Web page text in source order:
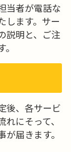
当者が電話な
します。サー
説明と、ご注
後、各サービ
れにそって、
が届きます。